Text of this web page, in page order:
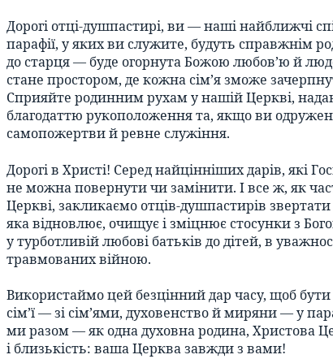
Дорогі отці-душпастирі, ви — наші найближчі
парафії, у яких ви служите, будуть справжнім
до старця — буде огорнута Божою любов’ю й
стане простором, де кожна сім’я зможе
Сприяйте родинним рухам у нашій Церкві,
благодаттю рукоположення та, якщо ви
самопожертви й ревне служіння.
Дорогі в Христі! Серед найцінніших дарів, які
не можна повернути чи замінити. І все ж, як
Церкві, закликаємо отців-душпастирів
яка відновлює, очищує і зміцнює стосунки з
у турботливій любові батьків до дітей, в
травмованих війною.
Використаймо цей безцінний дар часу, щоб
сім’ї — зі сім’ями, духовенство й миряни — у
ми разом — як одна духовна родина, Христова
і близькість: ваша Церква завжди з вами!